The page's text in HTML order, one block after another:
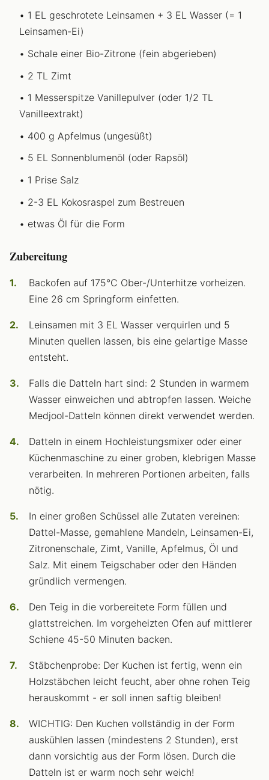
1 EL geschrotete Leinsamen + 3 EL Wasser (= 1
Leinsamen-Ei)
Schale einer Bio-Zitrone (fein abgerieben)
2 TL Zimt
1 Messerspitze Vanillepulver (oder 1/2 TL
Vanilleextrakt)
400 g Apfelmus (ungesüßt)
5 EL Sonnenblumenöl (oder Rapsöl)
1 Prise Salz
2-3 EL Kokosraspel zum Bestreuen
etwas Öl für die Form
Zubereitung
Backofen auf 175°C Ober-/Unterhitze vorheizen.
Eine 26 cm Springform einfetten.
Leinsamen mit 3 EL Wasser verquirlen und 5
Minuten quellen lassen, bis eine gelartige Masse
entsteht.
Falls die Datteln hart sind: 2 Stunden in warmem
Wasser einweichen und abtropfen lassen. Weiche
Medjool-Datteln können direkt verwendet werden.
Datteln in einem Hochleistungsmixer oder einer
Küchenmaschine zu einer groben, klebrigen Masse
verarbeiten. In mehreren Portionen arbeiten, falls
nötig.
In einer großen Schüssel alle Zutaten vereinen:
Dattel-Masse, gemahlene Mandeln, Leinsamen-Ei,
Zitronenschale, Zimt, Vanille, Apfelmus, Öl und
Salz. Mit einem Teigschaber oder den Händen
gründlich vermengen.
Den Teig in die vorbereitete Form füllen und
glattstreichen. Im vorgeheizten Ofen auf mittlerer
Schiene 45-50 Minuten backen.
Stäbchenprobe: Der Kuchen ist fertig, wenn ein
Holzstäbchen leicht feucht, aber ohne rohen Teig
herauskommt - er soll innen saftig bleiben!
WICHTIG: Den Kuchen vollständig in der Form
auskühlen lassen (mindestens 2 Stunden), erst
dann vorsichtig aus der Form lösen. Durch die
Datteln ist er warm noch sehr weich!